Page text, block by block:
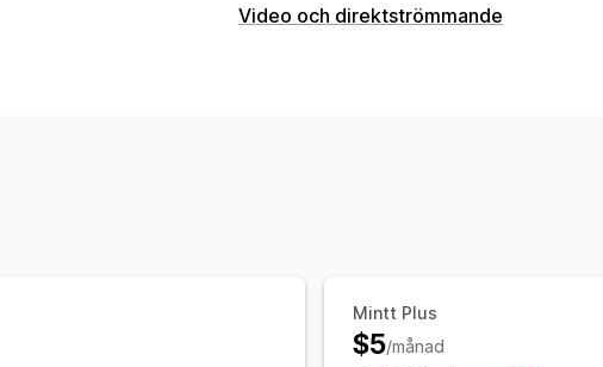
Innehållstyper
Video och direktströmmande
Mintt Plus
$5/månad